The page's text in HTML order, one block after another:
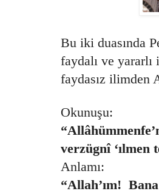
Bu iki duasında
faydalı ve
faydasız ilimden
Okunuşu:
verzügnî ‘ılmen
Anlamı:
“Allah’ım!